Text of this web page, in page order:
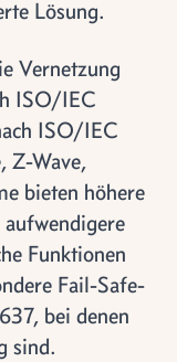
Lösung.
Vernetzung
ISO/IEC
ISO/IEC
Z-Wave,
bieten höhere
Funktionen
Fail-Safe-
bei denen
sind.